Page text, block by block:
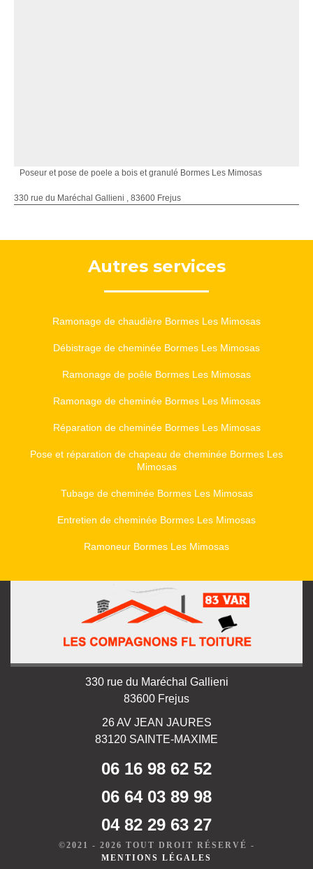
Poseur et pose de poele a bois et granulé Bormes Les Mimosas
330 rue du Maréchal Gallieni , 83600 Frejus
Autres services
Ramonage de chaudière Bormes Les Mimosas
Débistrage de cheminée Bormes Les Mimosas
Ramonage de poêle Bormes Les Mimosas
Ramonage de cheminée Bormes Les Mimosas
Réparation de cheminée Bormes Les Mimosas
Pose et réparation de chapeau de cheminée Bormes Les
Mimosas
Tubage de cheminée Bormes Les Mimosas
Entretien de cheminée Bormes Les Mimosas
Ramoneur Bormes Les Mimosas
330 rue du Maréchal Gallieni
83600 Frejus
26 AV JEAN JAURES
83120 SAINTE-MAXIME
06 16 98 62 52
06 64 03 89 98
04 82 29 63 27
©2021 - 2026 TOUT DROIT RÉSERVÉ -
MENTIONS LÉGALES